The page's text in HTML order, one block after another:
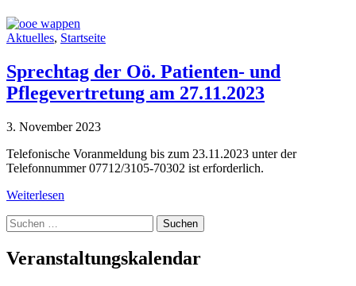
Aktuelles, Startseite
Sprechtag der Oö. Patienten- und
Pflegevertretung am 27.11.2023
3. November 2023
Telefonische Voranmeldung bis zum 23.11.2023 unter der
Telefonnummer 07712/3105-70302 ist erforderlich.
Weiterlesen
Suche
nach:
Veranstaltungskalendar